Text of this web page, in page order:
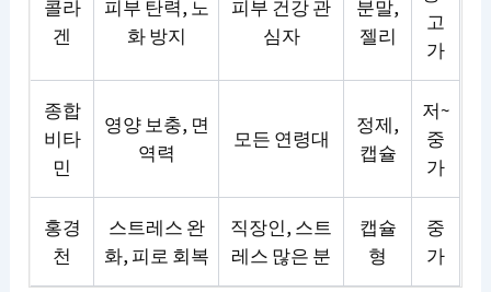
콜라
겐
피부 탄력, 노
화 방지
피부 건강 관
심자
분말,
젤리
고
가
종합
비타
민
영양 보충, 면
역력
모든 연령대
정제,
캡슐
저~
중
가
홍경
천
스트레스 완
화, 피로 회복
직장인, 스트
레스 많은 분
캡슐
형
중
가